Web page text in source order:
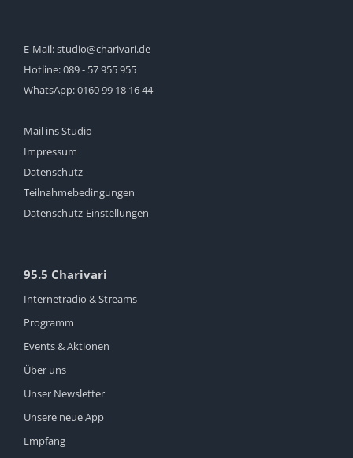
E-Mail:studio@charivari.de
Hotline:089 - 57 955 955
WhatsApp:0160 99 18 16 44
Mail ins Studio
Impressum
Datenschutz
Teilnahmebedingungen
Datenschutz-Einstellungen
95.5 Charivari
Internetradio & Streams
Programm
Events & Aktionen
Über uns
Unser Newsletter
Unsere neue App
Empfang